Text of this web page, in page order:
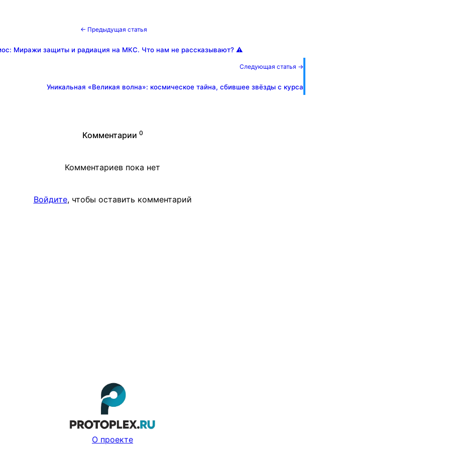
← Предыдущая статья
Миражи защиты и радиация на МКС. Что нам не рассказывают? ⚠️
Следующая статья →
Уникальная «Великая волна»: космическое тайна, сбившее звёзды с курса
Комментарии 0
Комментариев пока нет
Войдите, чтобы оставить комментарий
О проекте